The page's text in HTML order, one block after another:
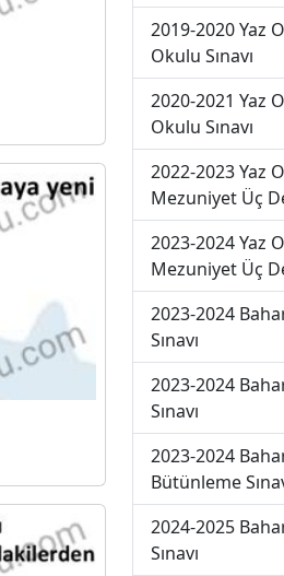
2019-2020 Yaz
Okulu Sınavı
2020-2021 Yaz
Okulu Sınavı
2022-2023 Yaz
Mezuniyet Üç
2023-2024 Yaz
Mezuniyet Üç
2023-2024
Sınavı
2023-2024
Sınavı
2023-2024
Bütünleme
2024-2025
Sınavı